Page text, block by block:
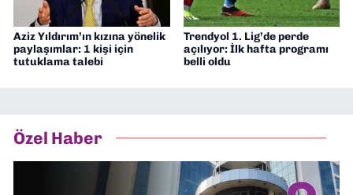
Aziz Yıldırım’ın kızına yönelik
paylaşımlar: 1 kişi için
tutuklama talebi
Trendyol 1. Lig’de perde
açılıyor: İlk hafta programı
belli oldu
Özel Haber